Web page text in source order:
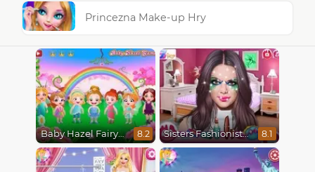
Princezna Make-up Hry
Baby Hazel Fairyland Ballet 8.2 Sisters Fashionista Makeup 8.1